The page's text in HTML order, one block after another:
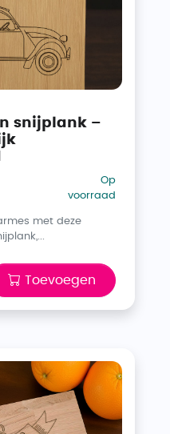
snijplank –
Op
voorraad
met deze
Toevoegen